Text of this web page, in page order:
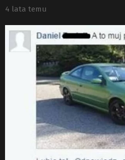
4 lata temu